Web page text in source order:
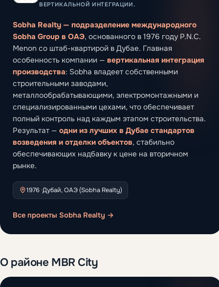
ВЕРТИКАЛЬНОЙ ИНТЕГРАЦИИ.
Sobha Realty — подразделение международного
Sobha Group в ОАЭ, основанного в 1976 году P.N.C.
Menon со штаб-квартирой в Дубае. Главная
особенность компании — вертикальная интеграция
производства: Sobha владеет собственными
строительными заводами,
металлообрабатывающими, электромонтажными и
специализированными цехами, что обеспечивает
полный контроль над каждым этапом строительства.
Результат — одни из лучших в Дубае стандартов
возведения и отделки объектов, стабильно
обеспечивающих надбавку к цене на вторичном
рынке.
1976 ·Дубай, ОАЭ (Sobha Realty)
Все проекты Sobha Realty →
О районе MBR City